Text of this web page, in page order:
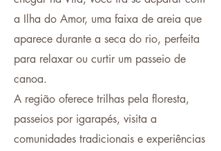
a Ilha do Amor, uma faixa de areia que
aparece durante a seca do rio, perfeita
para relaxar ou curtir um passeio de
canoa.
A região oferece trilhas pela floresta,
passeios por igarapés, visita a
comunidades tradicionais e experiências